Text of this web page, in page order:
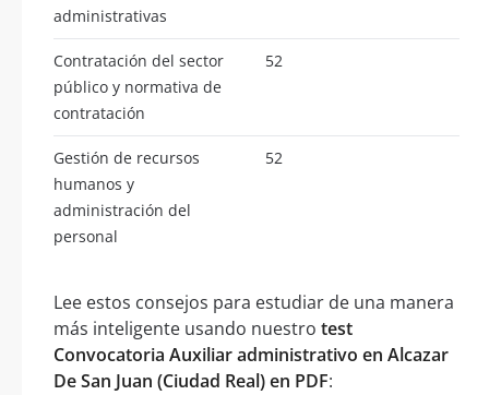
administrativas
Contratación del sector
público y normativa de
contratación
52
Gestión de recursos
humanos y
administración del
personal
52
Lee estos consejos para estudiar de una manera
más inteligente usando nuestro test
Convocatoria Auxiliar administrativo en Alcazar
De San Juan (Ciudad Real) en PDF: